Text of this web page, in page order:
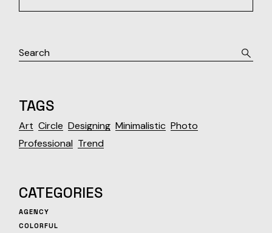
Search
TAGS
Art Circle Designing Minimalistic Photo
Professional Trend
CATEGORIES
AGENCY
COLORFUL